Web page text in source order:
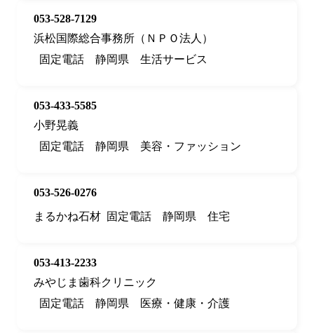
053-528-7129
浜松国際総合事務所（ＮＰＯ法人）
固定電話
静岡県 生活サービス
053-433-5585
小野晃義
固定電話
静岡県 美容・ファッション
053-526-0276
まるかね石材 固定電話 静岡県 住宅
053-413-2233
みやじま歯科クリニック
固定電話
静岡県 医療・健康・介護